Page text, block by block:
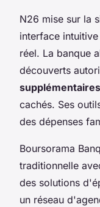
N26 mise sur la
interface
réel. La banque
découverts
supplémentaires
cachés. Ses
des dépenses
Boursorama
traditionnelle
des solutions
un réseau